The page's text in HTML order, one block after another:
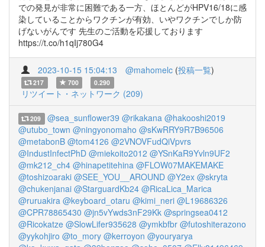
での発見が非常に困難である一方、ほとんどがHPV16/18に感
染していることからワクチンが有効、いやワクチンでしか防
げないがんです 先生のご活動を応援しております
https://t.co/h1qIj780G4
2023-10-15 15:04:13 @mahomelc (投稿一覧)
217 700 0.290
リツイート・ネットワーク (209)
209 @sea_sunflower39 @rikakana @hakooshi2019
@utubo_town @ningyonomaho @sKwRRY9R7B96506
@metabonB @tom4126 @2VNOVFudQiVpvrs
@IndustInfectPhD @miekoito2012 @YSnKaR9Yvln9UF2
@mk212_ch4 @hinapetitehina @FLOW07MAKEMAKE
@toshizoaraki @SEE_YOU__AROUND @Y2ex @skryta
@chukenjanai @StarguardKb24 @RicaLica_Marica
@ruruakira @keyboard_otaru @kimi_neri @L19686326
@CPR78865430 @jn5vYwds3nF29Kk @springsea0412
@Ricokatze @SlowLifer935628 @ymkbfbr @futoshiterazono
@yykohjiro @to_mory @kerroyon @youryarya